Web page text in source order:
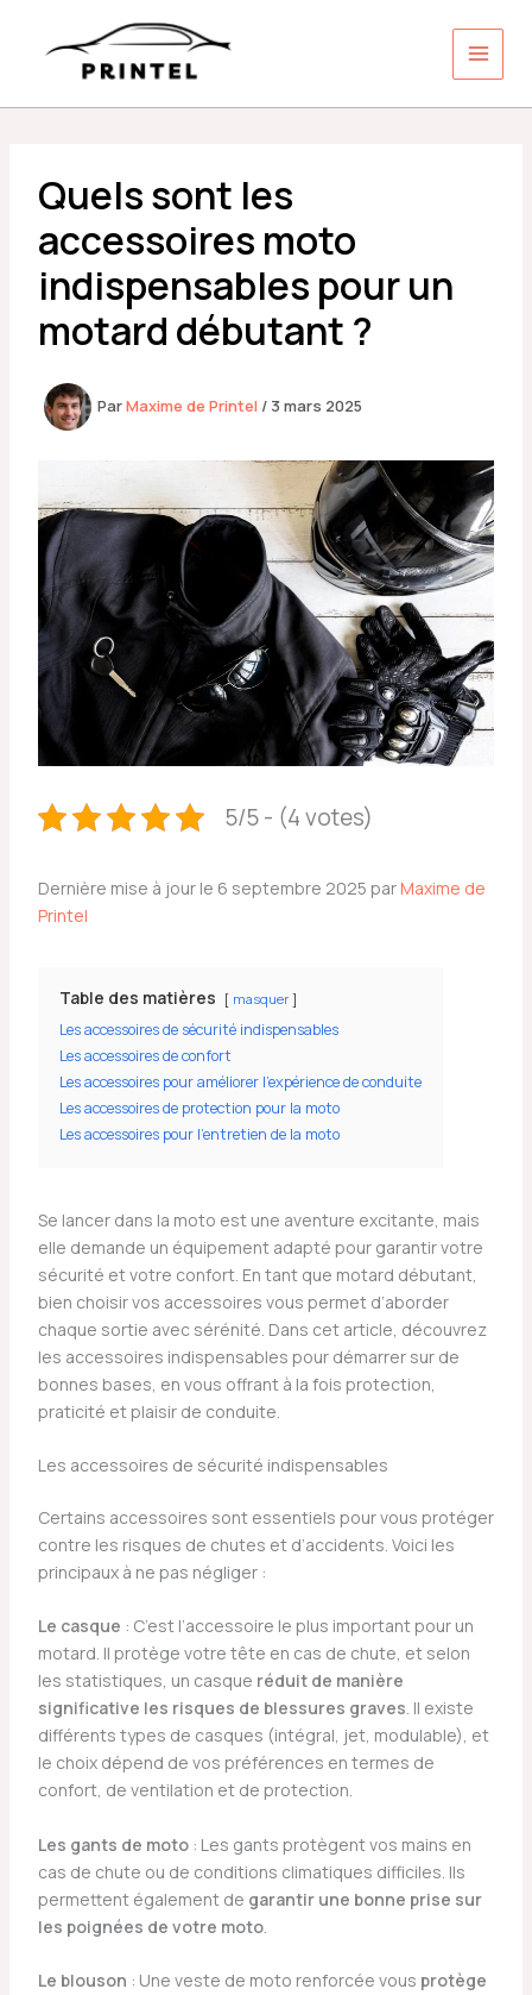
Quels sont les
accessoires moto
indispensables pour un
motard débutant ?
ParMaxime de Printel / 3 mars 2025
5/5 - (4 votes)
Dernière mise à jour le 6 septembre 2025 parMaxime de
Printel
Table des matières masquer
Les accessoires de sécurité indispensables
Les accessoires de confort
Les accessoires pour améliorer l’expérience de conduite
Les accessoires de protection pour la moto
Les accessoires pour l’entretien de la moto
Se lancer dans la moto est une aventure excitante, mais
elle demande un équipement adapté pour garantir votre
sécurité et votre confort. En tant que motard débutant,
bien choisir vos accessoires vous permet d’aborder
chaque sortie avec sérénité. Dans cet article, découvrez
les accessoires indispensables pour démarrer sur de
bonnes bases, en vous offrant à la fois protection,
praticité et plaisir de conduite.
Les accessoires de sécurité indispensables
Certains accessoires sont essentiels pour vous protéger
contre les risques de chutes et d’accidents. Voici les
principaux à ne pas négliger :
Le casque : C’est l’accessoire le plus important pour un
motard. Il protège votre tête en cas de chute, et selon
les statistiques, un casque réduit de manière
significative les risques de blessures graves. Il existe
différents types de casques (intégral, jet, modulable), et
le choix dépend de vos préférences en termes de
confort, de ventilation et de protection.
Les gants de moto: Les gants protègent vos mains en
cas de chute ou de conditions climatiques difficiles. Ils
permettent également de garantir une bonne prise sur
les poignées de votre moto.
Le blouson : Une veste de moto renforcée vous protège